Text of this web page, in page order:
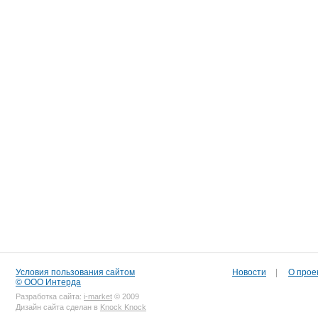
Условия пользования сайтом
© ООО Интерда
Разработка сайта: i-market © 2009
Дизайн сайта сделан в Knock Knock
Новости О